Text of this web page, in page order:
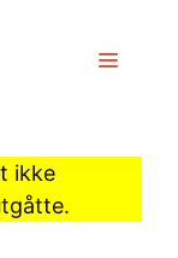
MENY
ikke